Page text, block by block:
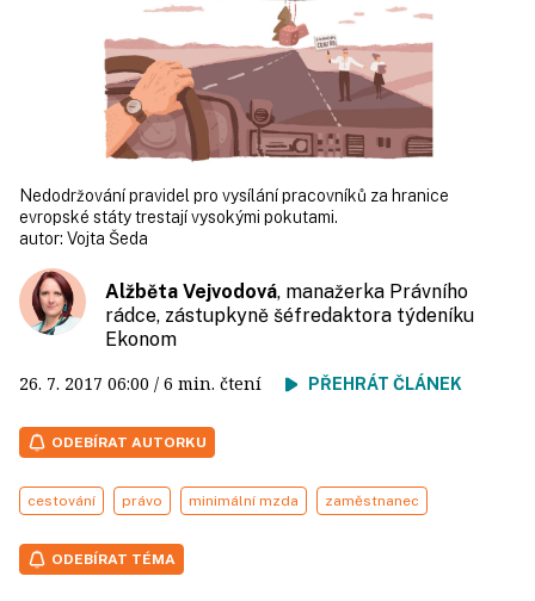
Nedodržování pravidel pro vysílání pracovníků za hranice
evropské státy trestají vysokými pokutami.
autor: Vojta Šeda
Alžběta Vejvodová, manažerka Právního
rádce, zástupkyně šéfredaktora týdeníku
Ekonom
26. 7. 2017 06:00 / 6 min. čtení PŘEHRÁT ČLÁNEK
ODEBÍRAT AUTORKU
cestování právo minimální mzda zaměstnanec
ODEBÍRAT TÉMA